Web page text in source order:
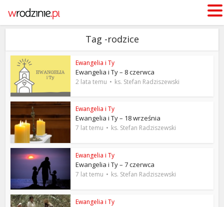
Tag -rodzice
Ewangelia i Ty
Ewangelia i Ty – 8 czerwca
2 lata temu ks. Stefan Radziszewski
Ewangelia i Ty
Ewangelia i Ty – 18 września
7 lat temu ks. Stefan Radziszewski
Ewangelia i Ty
Ewangelia i Ty – 7 czerwca
7 lat temu ks. Stefan Radziszewski
Ewangelia i Ty